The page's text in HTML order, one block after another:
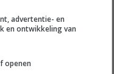
advertentie- en
en ontwikkeling van
openen